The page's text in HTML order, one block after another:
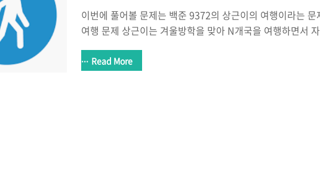
이번에 풀어볼 문제는 백준 9372의 상근이의 여행이라는
여행 문제 상근이는 겨울방학을 맞아 N개국을 여행하면서
고 국가들을 이동하려� www.acmicpc.net Spanning Tree
Read More